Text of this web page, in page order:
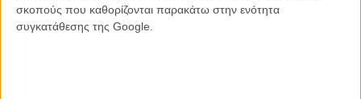
σκοπούς που καθορίζονται παρακάτω στην ενότητα
συγκατάθεσης της Google.
Κάτι που όμως δεν είναι καθόλου αρκετό στο σινεμά, το 2016 και σε
μια ταινία που μιλά για κάτι που η ηχώ του μπορεί κάλλιστα να γίνει